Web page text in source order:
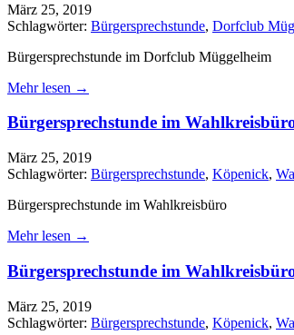
März 25, 2019
Schlagwörter: Bürgersprechstunde, Dorfclub
Bürgersprechstunde im Dorfclub Müggelheim
Mehr lesen →
Bürgersprechstunde im
März 25, 2019
Schlagwörter: Bürgersprechstunde, Köpenick,
Bürgersprechstunde im Wahlkreisbüro
Mehr lesen →
Bürgersprechstunde im
März 25, 2019
Schlagwörter: Bürgersprechstunde, Köpenick,